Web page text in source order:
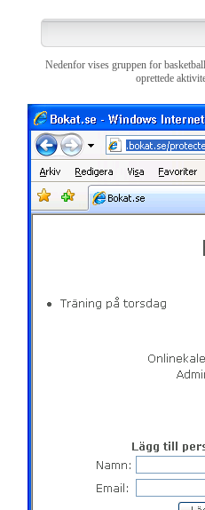
Nedenfor vises gruppen for
oprettede